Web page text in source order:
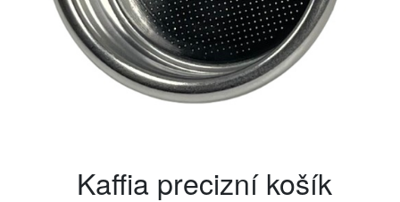
Kaffia precizní košík